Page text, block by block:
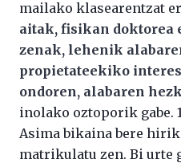
mailako klasearentzat
aitak, fisikan doktorea
zenak, lehenik
propietateekiko
ondoren, alabaren
inolako oztoporik gabe.
Asima bikaina bere
matrikulatu zen. Bi urte